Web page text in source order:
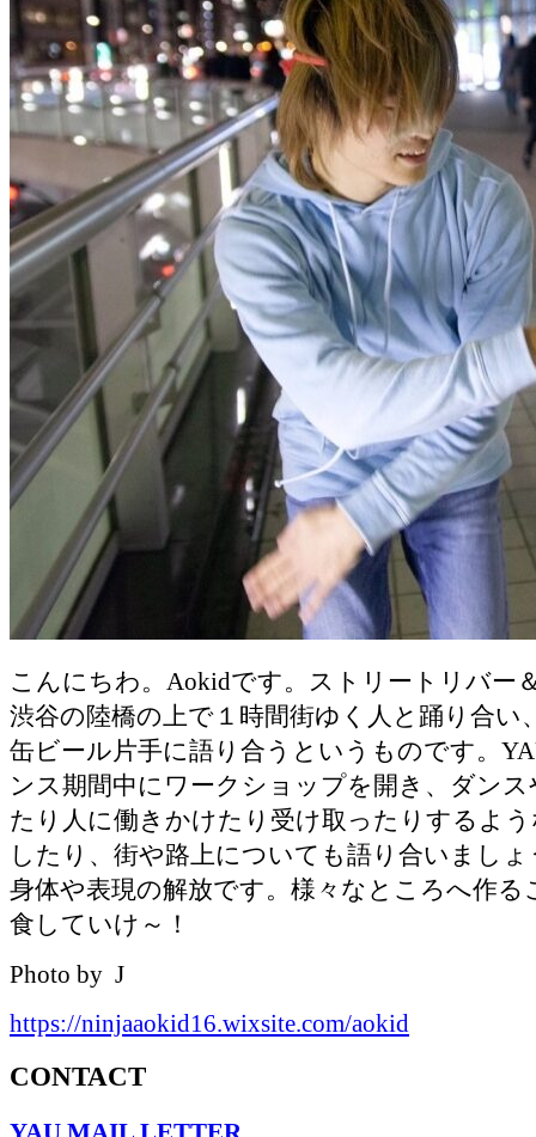
こんにちわ。Aokidです。ストリートリバー
渋谷の陸橋の上で１時間街ゆく人と踊り合い
缶ビール片手に語り合うというものです。
ンス期間中にワークショップを開き、ダン
たり人に働きかけたり受け取ったりするよ
したり、街や路上についても語り合いまし
身体や表現の解放です。様々なところへ作る
食していけ～！
Photo by J
https://ninjaaokid16.wixsite.com/aokid
CONTACT